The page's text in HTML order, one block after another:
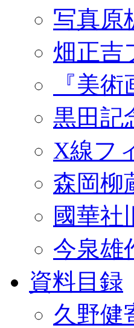
写真原
畑正吉
『美
黒田記
X線フ
森岡柳
國華社
今泉雄
資料目録
久野健